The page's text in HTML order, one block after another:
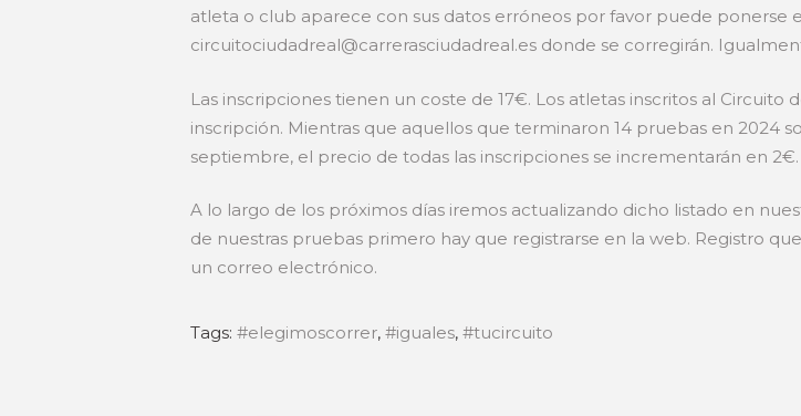
atleta o club aparece con sus datos erróneos por favor puede ponerse
circuitociudadreal@carrerasciudadreal.es donde se corregirán.
Las inscripciones tienen un coste de 17€. Los atletas inscritos al
inscripción. Mientras que aquellos que terminaron 14 pruebas en 2024
septiembre, el precio de todas las inscripciones se incrementarán en 2€.
A lo largo de los próximos días iremos actualizando dicho listado en
de nuestras pruebas primero hay que registrarse en la web. Registro
un correo electrónico.
Tags: #elegimoscorrer, #iguales, #tucircuito